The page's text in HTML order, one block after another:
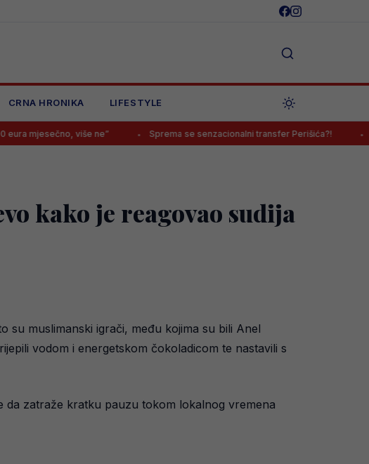
CRNA HRONIKA LIFESTYLE
više ne” Sprema se senzacionalni transfer Perišića?! Sarajevo ipak
kako je reagovao sudija
su muslimanski igrači, među kojima su bili Anel
vodom i energetskom čokoladicom te nastavili s
da zatraže kratku pauzu tokom lokalnog vremena